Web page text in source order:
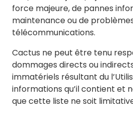
force majeure, de pannes
maintenance ou de
télécommunications.
Cactus ne peut être tenu
dommages directs ou
immatériels résultant du
informations qu’il contient et
que cette liste ne soit